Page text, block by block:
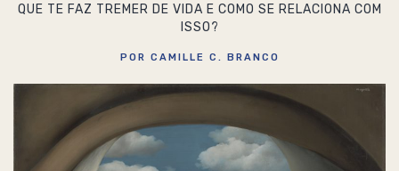
QUE TE FAZ TREMER DE VIDA E COMO SE RELACIONA COM
ISSO?
POR CAMILLE C. BRANCO